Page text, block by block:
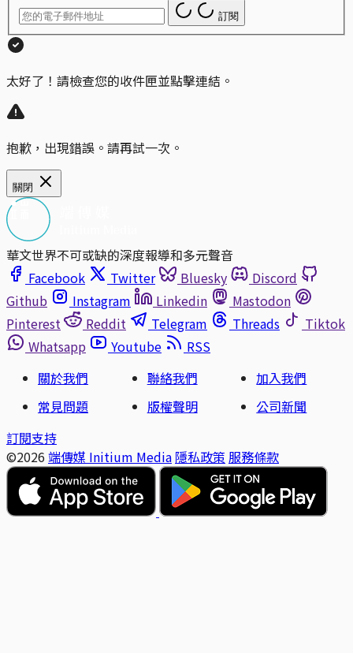
訂閱
太好了！請檢查您的收件匣並點擊連結。
抱歉，出現錯誤。請再試一次。
關閉
華文世界不可或缺的深度報導和多元聲音
Facebook
Twitter Bluesky
Discord
Github
Instagram Linkedin
Mastodon
Pinterest
Reddit Telegram Threads
Tiktok
Whatsapp
Youtube
RSS
關於我們
聯絡我們
加入我們
常見問題
版權聲明
公司新聞
訂閱支持
©2026 端傳媒 Initium Media 隱私政策 服務條款